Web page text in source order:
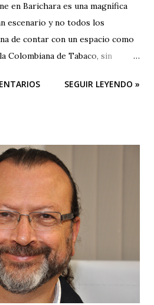
en Barichara es una magnífica
escenario y no todos los
de contar con un espacio como
Colombiana de Tabaco, sin
de sus organizadores se
hacer otra cosa que sepultar el
gente profesional que pueda
magnitud y no se quede sólo
Muy buena su
a Barichara, pero subestiman al
El público de Barichara es
a la cultura y los que no lo han
no notar las fallas. Pero para
SEGUIR LEYENDO »